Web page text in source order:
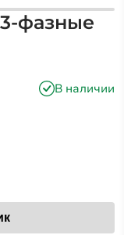
фазные
В наличии